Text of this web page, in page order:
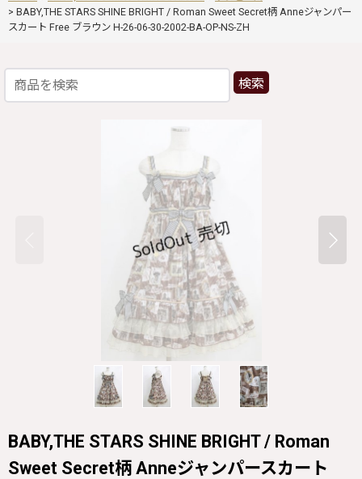
> BABY,THE STARS SHINE BRIGHT / Roman Sweet Secret柄 Anneジャンパー
スカート Free ブラウン H-26-06-30-2002-BA-OP-NS-ZH
検索
BABY,THE STARS SHINE BRIGHT / Roman
Sweet Secret柄 Anneジャンパースカート